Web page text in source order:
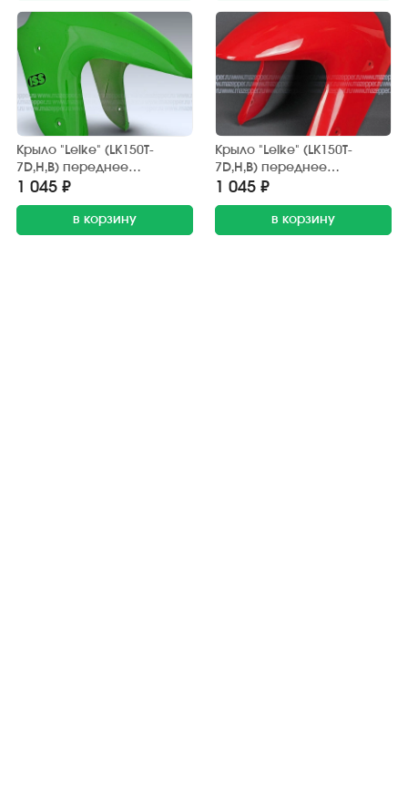
Крыло "Leike" (LK150T-
7D,H,B) переднее
(зелёное) передняя часть
1 045 ₽
в корзину
Крыло "Leike" (LK150T-
7D,H,B) переднее
(красное) передняя часть
1 045 ₽
в корзину